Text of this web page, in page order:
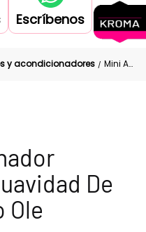
Escríbenos
y acondicionadores / Mini Acondicionador Hidratacion Y Suavidad De Algodon Y Coco Ole
De
Ole